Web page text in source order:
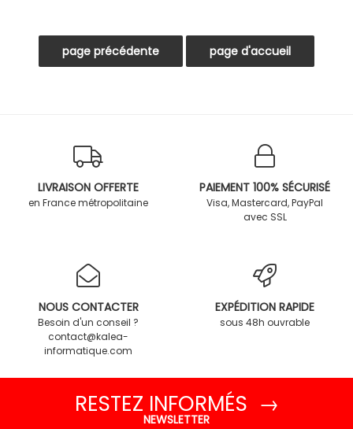
LIVRAISON OFFERTE
en France métropolitaine
PAIEMENT 100% SÉCURISÉ
Visa, Mastercard, PayPal
avec SSL
NOUS CONTACTER
Besoin d'un conseil ?
contact@kalea-
informatique.com
EXPÉDITION RAPIDE
sous 48h ouvrable
RESTEZ INFORMÉS →
NEWSLETTER